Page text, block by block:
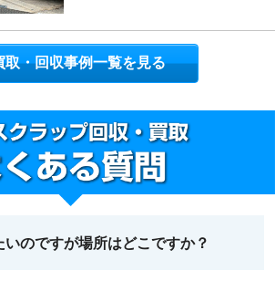
取・回収事例一覧を見る
いのですが場所はどこですか？